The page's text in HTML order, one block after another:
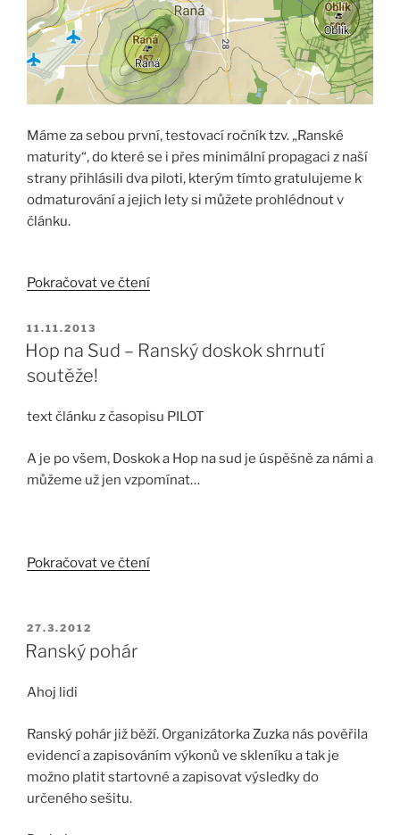
Máme za sebou první, testovací ročník tzv. „Ranské
maturity“, do které se i přes minimální propagaci z naší
strany přihlásili dva piloti, kterým tímto gratulujeme k
odmaturování a jejich lety si můžete prohlédnout v
článku.
Pokračovat ve čtení„Ranská
–
PUBLIKOVÁNO
11.11.2013
Hop na Sud – Ranský doskok shrnutí
soutěže!
text článku z časopisu PILOT
A je po všem, Doskok a Hop na sud je úspěšně za námi a
můžeme už jen vzpomínat…
Pokračovat ve čtení„Hop
PUBLIKOVÁNO
27.3.2012
Ranský pohár
Ahoj lidi
Ranský pohár již běží. Organizátorka Zuzka nás pověřila
evidencí a zapisováním výkonů ve skleníku a tak je
možno platit startovné a zapisovat výsledky do
určeného sešitu.